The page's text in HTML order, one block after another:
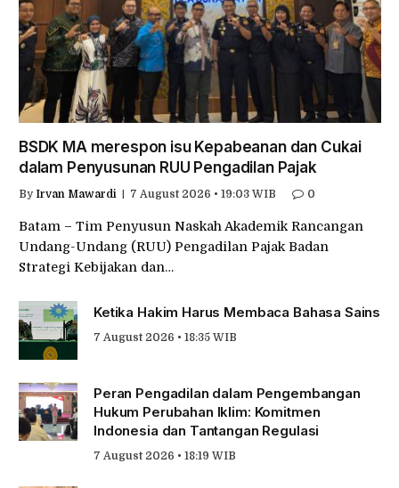
BSDK MA merespon isu Kepabeanan dan Cukai
dalam Penyusunan RUU Pengadilan Pajak
By Irvan Mawardi 7 August 2026 • 19:03 WIB 0
Batam – Tim Penyusun Naskah Akademik Rancangan
Undang-Undang (RUU) Pengadilan Pajak Badan
Strategi Kebijakan dan…
Ketika Hakim Harus Membaca Bahasa Sains
7 August 2026 • 18:35 WIB
Peran Pengadilan dalam Pengembangan
Hukum Perubahan Iklim: Komitmen
Indonesia dan Tantangan Regulasi
7 August 2026 • 18:19 WIB